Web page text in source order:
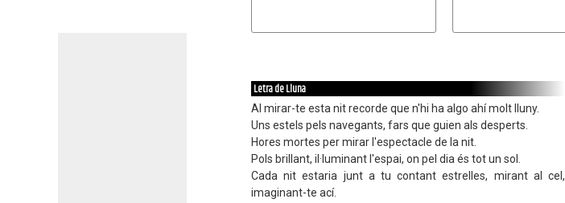
Letra de Lluna
Al mirar-te esta nit recorde que n'hi ha algo ahí molt lluny.
Uns estels pels navegants, fars que guien als desperts.
Hores mortes per mirar l'espectacle de la nit.
Pols brillant, il·luminant l'espai, on pel dia és tot un sol.
Cada nit estaria junt a tu contant estrelles, mirant al cel,
imaginant-te ací.